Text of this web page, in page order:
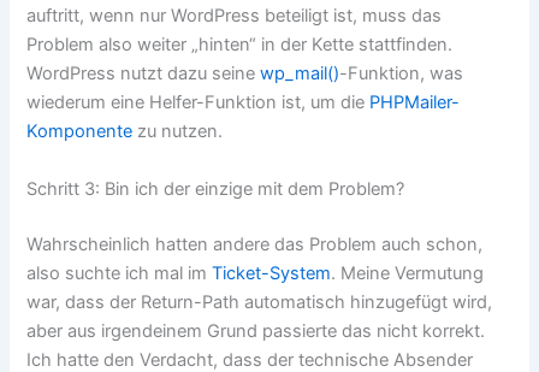
auftritt, wenn nur WordPress beteiligt ist, muss das
Problem also weiter „hinten“ in der Kette stattfinden.
WordPress nutzt dazu seinewp_mail()-Funktion, was
wiederum eine Helfer-Funktion ist, um die PHPMailer-
Komponente zu nutzen.
Schritt 3: Bin ich der einzige mit dem Problem?
Wahrscheinlich hatten andere das Problem auch schon,
also suchte ich mal imTicket-System. Meine Vermutung
war, dass der Return-Path automatisch hinzugefügt wird,
aber aus irgendeinem Grund passierte das nicht korrekt.
Ich hatte den Verdacht, dass der technische Absender